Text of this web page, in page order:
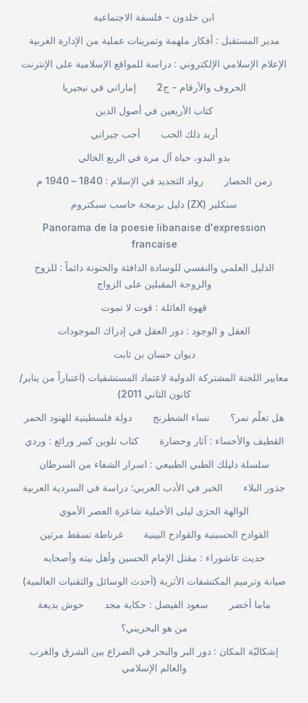
ابن خلدون - فلسفة الاجتماعية
مدير المستقبل : أفكار ملهمة وتمرينات عملية من الإدارة الغربية
الإعلام الإسلامي الإلكتروني : دراسة للمواقع الإسلامية على الإنترنت
إماراتي في نيجيريا
الحروف والأرقام - ج2
كتاب الأربعين في أصول الدين
أحب جيراني
أريد ذلك الحب
بدو البدو، حياة آل مرة في الربع الخالي
رواد التجديد في الإسلام : 1840 – 1940 م
زمن الحصار
دليل برمجة حاسب سبكتروم (ZX) سنكلير
Panorama de la poesie libanaise d'expression
francaise
الدليل العلمي والنفسي للوسادة الدافئة والحنونة دائماً : للزوج
والزوجة المقبلين على الزواج
قهوة العائلة : قوت لا تموت
العقل و الوجود : دور العقل في إدراك الموجودات
ديوان حسان بن ثابت
معايير اللجنة المشتركة الدولية لاعتماد المستشفيات (اعتباراً من يناير/
كانون الثاني 2011)
دولة فلسطينية للهنود الحمر
نساء الشطرنج
هل تعلّم نمر؟
كتاب تلوين كبير ورائع : وردي
القطيف والأحساء : آثار وحضارة
سلسلة دليلك الطبي الطبيعي : اسرار الشفاء من السرطان
الخبر في الأدب العربي؛ دراسة في السردية العربية
جذور البلاء
الوالهة الحرَى ليلى الأخيلية شاعرة العصر الأموي
غرناطة تسقط مرتين
الفوادح الحسينية والقوادح البينية
حديث عاشوراء : مقتل الإمام الحسين وأهل بيته وأصحابه
صيانة وترميم المكتشفات الأثرية (أحدث الوسائل والتقنيات العالمية)
حوش بديعة
سعود الفيصل : حكاية مجد
ماما أخضر
من هو البحريني؟
إشكاليّة المكان : دور البر والبحر في الصراع بين الشرق والغرب
والعالم الإسلامي